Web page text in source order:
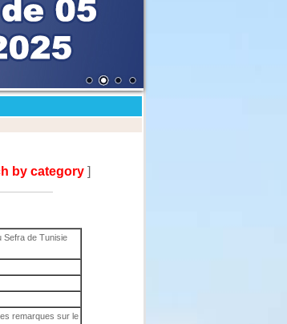
by category ]
Sefra de Tunisie
remarques sur le